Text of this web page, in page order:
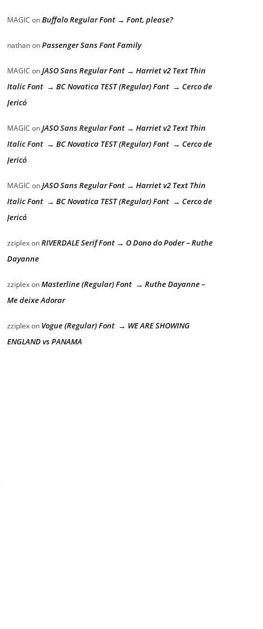
MAGIC onBuffalo Regular Font → Font, please?
nathanonPassenger Sans Font Family
MAGIC onJASO Sans Regular Font → Harriet v2 Text Thin
Italic Font → BC Novatica TEST (Regular) Font → Cerco de
Jericó
MAGIC onJASO Sans Regular Font → Harriet v2 Text Thin
Italic Font → BC Novatica TEST (Regular) Font → Cerco de
Jericó
MAGIC onJASO Sans Regular Font → Harriet v2 Text Thin
Italic Font → BC Novatica TEST (Regular) Font → Cerco de
Jericó
zziplexonRIVERDALE Serif Font → O Dono do Poder – Ruthe
Dayanne
zziplexonMasterline (Regular) Font → Ruthe Dayanne –
Me deixe Adorar
zziplexon Vogue (Regular) Font → WE ARE SHOWING
ENGLAND vs PANAMA